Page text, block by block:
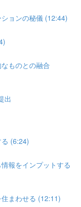
ョンの秘儀 (12:44)
ものとの融合
出
(6:24)
報をインプットする
まわせる (12:11)